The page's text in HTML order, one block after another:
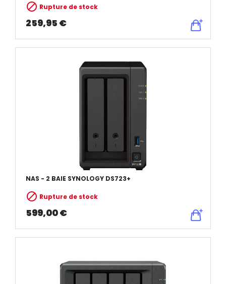
 Rupture de stock
259,95 €
NAS - 2 BAIE SYNOLOGY DS723+
 Rupture de stock
599,00 €